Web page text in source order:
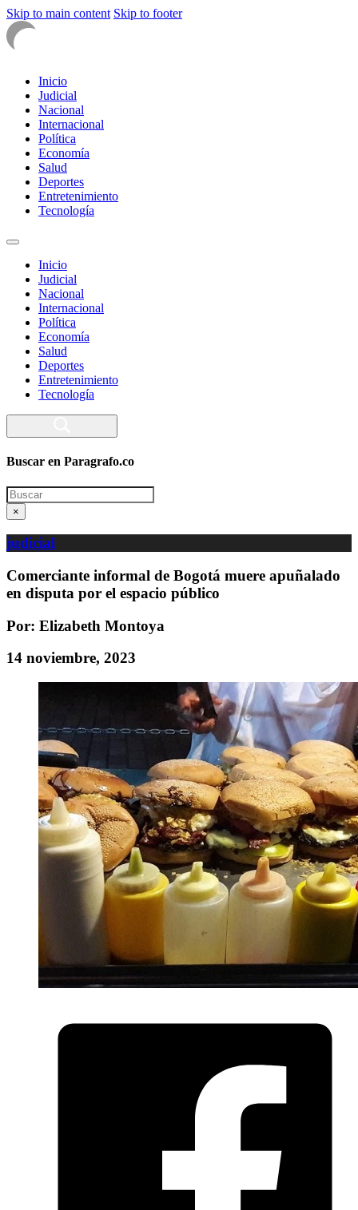
Skip to main content Skip to footer
Inicio
Judicial
Nacional
Internacional
Política
Economía
Salud
Deportes
Entretenimiento
Tecnología
Inicio
Judicial
Nacional
Internacional
Política
Economía
Salud
Deportes
Entretenimiento
Tecnología
Buscar en Paragrafo.co
Search
×
judicial
Comerciante informal de Bogotá muere apuñalado
en disputa por el espacio público
Por: Elizabeth Montoya
14 noviembre, 2023